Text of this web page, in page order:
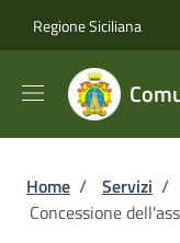
Regione Siciliana
Briciole
Home / Servizi /
Concessione